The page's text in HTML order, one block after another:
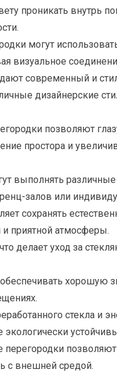
проникать внутрь
могут
визуальное
современный и
дизайнерские
позволяют
простора и
выполнять
залов или
сохранять
приятной атмосферы.
делает уход за
хорошую
стекла и
экологически
перегородки
с внешней средой.